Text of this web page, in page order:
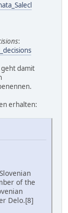
:
geht damit
erhalten:
of the
Delo.[8]